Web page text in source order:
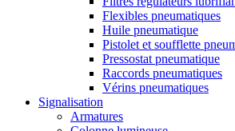
Flexibles pneumatiques
Huile pneumatique
Pistolet et soufflette
Pressostat pneumatique
Raccords pneumatiques
Vérins pneumatiques
Signalisation
Armatures